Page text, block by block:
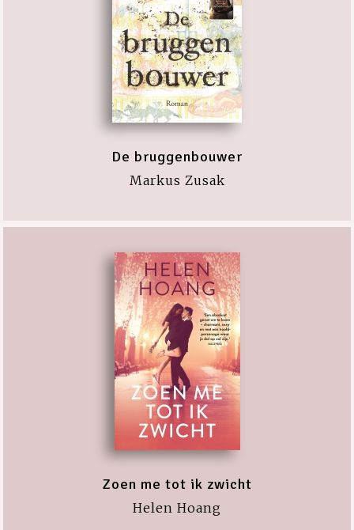
De bruggenbouwer
Markus Zusak
Zoen me tot ik zwicht
Helen Hoang